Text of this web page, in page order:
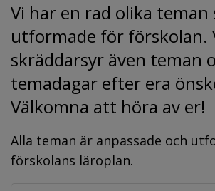
Vi har en rad olika teman
utformade för förskolan.
skräddarsyr även teman
temadagar efter era
Välkomna att höra av er!
Alla teman är anpassade och
förskolans läroplan.